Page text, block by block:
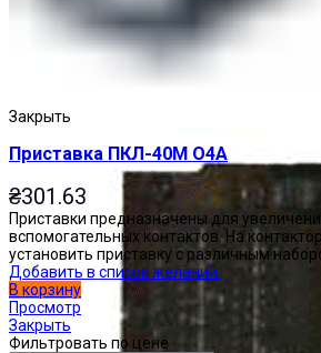
Закрыть
Приставка ПКЛ-40М О4А
₴301.63
Приставки предназначены для
вспомогательных контактов. На
установить приставку с различным
Добавить в список желаний
В корзину
Просмотр
Закрыть
Фильтровать по цене